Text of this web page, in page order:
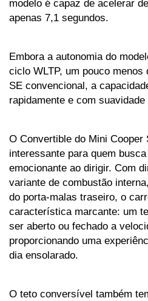
modelo é capaz de acelerar
apenas 7,1 segundos.
Embora a autonomia do
ciclo WLTP, um pouco
SE convencional, a
rapidamente e com
O Convertible do Mini Cooper
interessante para quem
emocionante ao dirigir. Com
variante de combustão
do porta-malas traseiro, o
característica marcante: um
ser aberto ou fechado a
proporcionando uma
dia ensolarado.
O teto conversível também